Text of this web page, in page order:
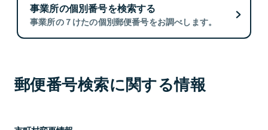
事業所の個別番号を検索する
事業所の７けたの個別郵便番号をお調べします。
郵便番号検索に関する情報